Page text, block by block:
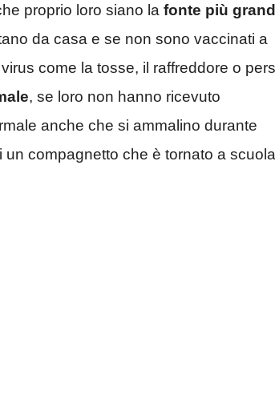
proprio loro siano la fonte più
da casa e se non sono vaccinati a
come la tosse, il raffreddore o
, se loro non hanno ricevuto
anche che si ammalino durante
compagnetto che è tornato a scuola